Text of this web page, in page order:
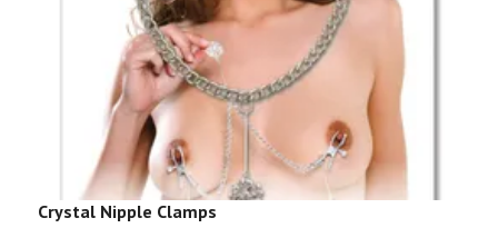
Crystal Nipple Clamps